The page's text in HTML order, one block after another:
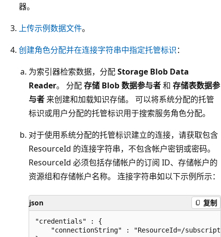
器。
上传示例数据文件。
创建角色分配并在连接字符串中指定托管标识：
为索引器检索数据，分配Storage Blob Data
Reader。 分配存储 Blob 数据参与者和 存储表数据参
与者 来创建和加载知识存储。 可以将系统分配的托管
标识或用户分配的托管标识用于搜索服务角色分配。
对于使用系统分配的托管标识建立的连接，请获取包含
ResourceId 的连接字符串，不包含帐户密钥或密码。
ResourceId 必须包括存储帐户的订阅 ID、存储帐户的
资源组和存储帐户名称。 连接字符串如以下示例所示：
json 复制
"credentials" : {
"connectionString" : "ResourceId=/